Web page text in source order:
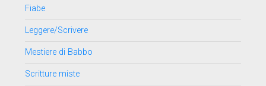
Fiabe
Leggere/Scrivere
Mestiere di Babbo
Scritture miste